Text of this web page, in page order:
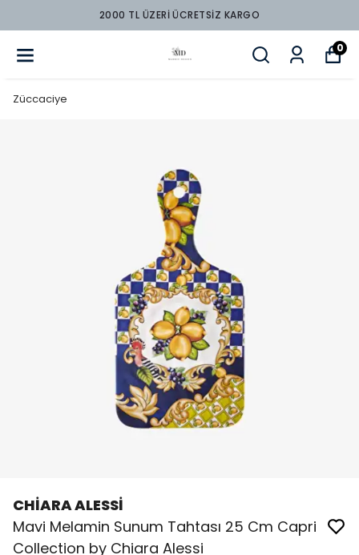
2000 TL ÜZERİ ÜCRETSİZ KARGO
0
Züccaciye
CHİARA ALESSİ
Mavi Melamin Sunum Tahtası 25 Cm Capri
Collection by Chiara Alessi